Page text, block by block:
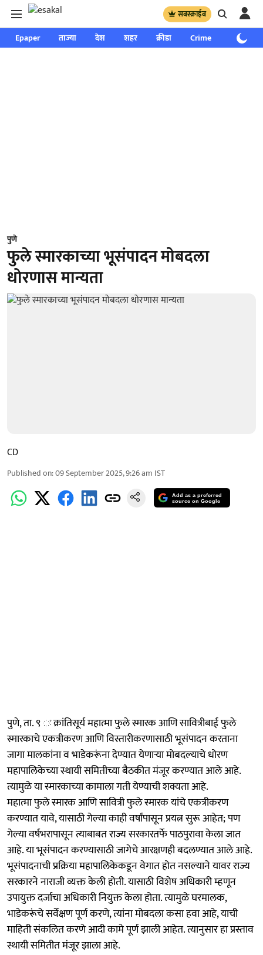
सबस्क्राईब
Epaper ताज्या देश शहर क्रीडा Crime साप्ताहिक
पुणे
फुले स्मारकाच्या भूसंपादन मोबदला
धोरणास मान्यता
CD
Published on:09 September 2025, 9:26 am IST
Add as a preferred
source on Google
पुणे, ता. ९ ः क्रांतिसूर्य महात्मा फुले स्मारक आणि सावित्रीबाई फुले
स्मारकाचे एकत्रीकरण आणि विस्तारीकरणासाठी भूसंपादन करताना
जागा मालकांना व भाडेकरूंना देण्यात येणाऱ्या मोबदल्याचे धोरण
महापालिकेच्या स्थायी समितीच्या बैठकीत मंजूर करण्यात आले आहे.
त्यामुळे या स्मारकाच्या कामाला गती येण्याची शक्यता आहे.
महात्मा फुले स्मारक आणि सावित्री फुले स्मारक यांचे एकत्रीकरण
करण्यात यावे, यासाठी गेल्या काही वर्षांपासून प्रयत्न सुरू आहेत; पण
गेल्या वर्षभरापासून त्याबाबत राज्य सरकारतर्फे पाठपुरावा केला जात
आहे. या भूसंपादन करण्यासाठी जागेचे आरक्षणही बदलण्यात आले आहे.
भूसंपादनाची प्रक्रिया महापालिकेकडून वेगात होत नसल्याने यावर राज्य
सरकारने नाराजी व्यक्त केली होती. यासाठी विशेष अधिकारी म्हणून
उपायुक्त दर्जाचा अधिकारी नियुक्त केला होता. त्यामुळे घरमालक,
भाडेकरूंचे सर्वेक्षण पूर्ण करणे, त्यांना मोबदला कसा हवा आहे, याची
माहिती संकलित करणे आदी कामे पूर्ण झाली आहेत. त्यानुसार हा प्रस्ताव
स्थायी समितीत मंजूर झाला आहे.